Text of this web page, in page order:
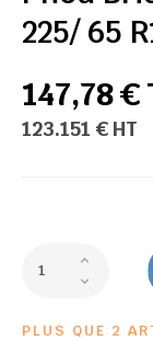
225/ 65
147,78 €
123.151 € HT
PLUS QUE 2